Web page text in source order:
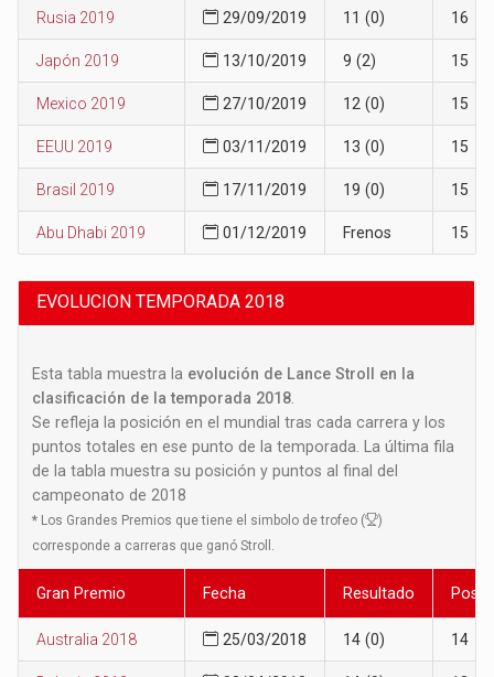
Rusia 2019 29/09/2019 11 (0) 16
Japón 2019 13/10/2019 9 (2) 15
Mexico 2019 27/10/2019 12 (0) 15
EEUU 2019 03/11/2019 13 (0) 15
Brasil 2019 17/11/2019 19 (0) 15
Abu Dhabi 2019 01/12/2019 Frenos 15
EVOLUCION TEMPORADA 2018
Esta tabla muestra la evolución de Lance Stroll en la
clasificación de la temporada 2018
Se refleja la posición en el mundial tras cada carrera y los
puntos totales en ese punto de la temporada. La última fila
de la tabla muestra su posición y puntos al final del
campeonato de 2018
* Los Grandes Premios que tiene el simbolo de trofeo (
)
corresponde a carreras que ganó Stroll.
Gran Premio Fecha Resultado
Australia 2018 25/03/2018 14 (0) 14